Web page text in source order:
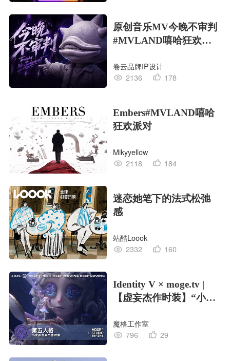
原创音乐MV今晚不审判
#MVLAND嘻哈狂欢派
卷云品牌IP设计
2136
178
Embers#MVLAND嘻哈
狂欢派对
Mikyyellow
2118
184
迷恋她笔下的法式松弛
感
站酷Loook
2332
160
Identity V × moge.tv |
【虚妄杰作时装】“小女
魔格工作室
796
29